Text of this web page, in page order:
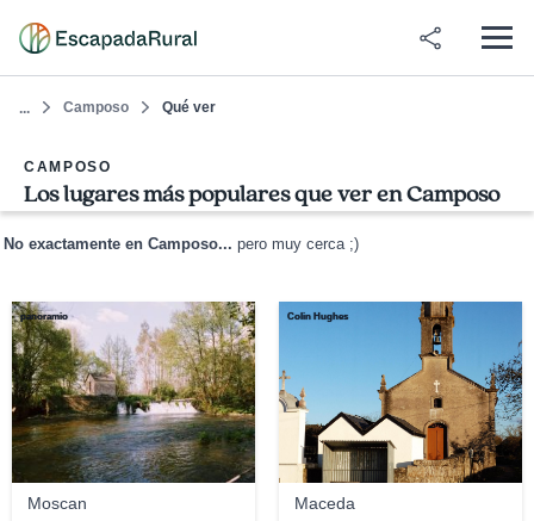
... Camposo Qué ver
CAMPOSO
Los lugares más populares que ver en Camposo
No exactamente en Camposo... pero muy cerca ;)
Moscan
panoramio
Maceda
Colin Hughes